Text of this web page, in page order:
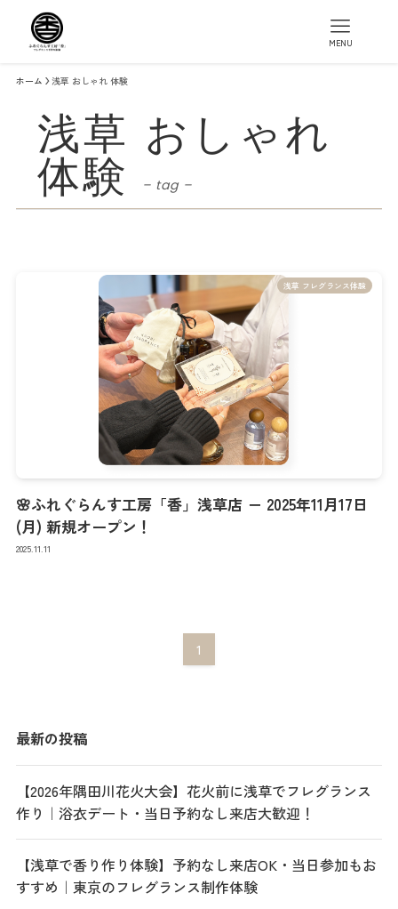
MENU
ホーム 浅草 おしゃれ 体験
浅草 おしゃれ
体験 – tag –
浅草 フレグランス体験
🌸ふれぐらんす工房「香」浅草店 － 2025年11月17日
(月) 新規オープン！
2025.11.11
1
最新の投稿
【2026年隅田川花火大会】花火前に浅草でフレグランス
作り｜浴衣デート・当日予約なし来店大歓迎！
【浅草で香り作り体験】予約なし来店OK・当日参加もお
すすめ｜東京のフレグランス制作体験